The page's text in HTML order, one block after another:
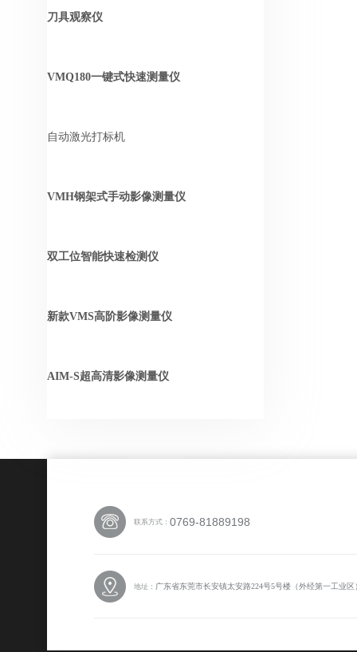
刀具观察仪
VMQ180一键式快速测量仪
自动激光打标机
VMH钢架式手动影像测量仪
双工位智能快速检测仪
新款VMS高阶影像测量仪
AIM-S超高清影像测量仪
联系方式： 0769-81889198
地址： 广东省东莞市长安镇太安路224号5号楼（外经第一工业区